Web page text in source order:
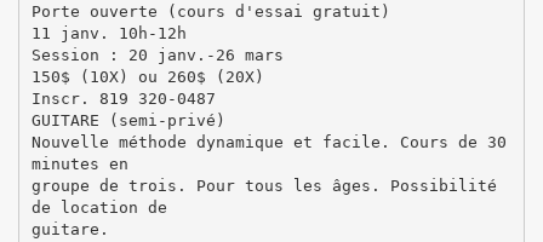
Porte ouverte (cours d'essai gratuit)
11 janv. 10h-12h
Session : 20 janv.-26 mars
150$ (10X) ou 260$ (20X)
Inscr. 819 320-0487
GUITARE (semi-privé)
Nouvelle méthode dynamique et facile. Cours de 30
minutes en
groupe de trois. Pour tous les âges. Possibilité
de location de
guitare.